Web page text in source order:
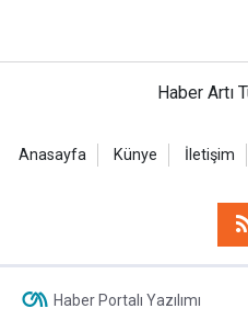
Haber Artı
Anasayfa Künye İletişim
Haber Portalı Yazılımı